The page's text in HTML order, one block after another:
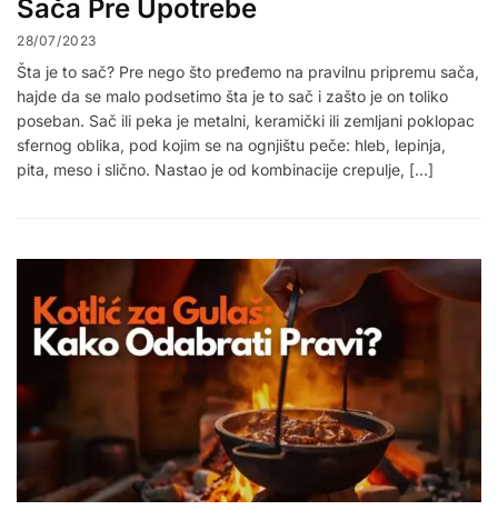
Sača Pre Upotrebe
28/07/2023
Šta je to sač? Pre nego što pređemo na pravilnu pripremu sača,
hajde da se malo podsetimo šta je to sač i zašto je on toliko
poseban. Sač ili peka je metalni, keramički ili zemljani poklopac
sfernog oblika, pod kojim se na ognjištu peče: hleb, lepinja,
pita, meso i slično. Nastao je od kombinacije crepulje, […]